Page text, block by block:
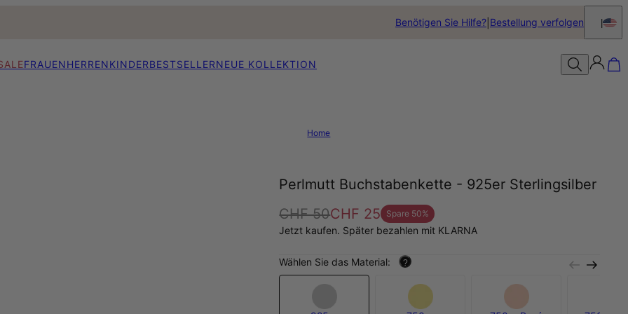
Benötigen Sie Hilfe? Bestellung verfolgen
FRAUENHERRENKINDERBESTSELLERNEUE KOLLEKTION
Home
Perlmutt Buchstabenkette - 925er Sterlingsilber
CHF 50CHF 25 Spare 50%
Jetzt kaufen. Später bezahlen mit KLARNA
Wählen Sie das Material: ?